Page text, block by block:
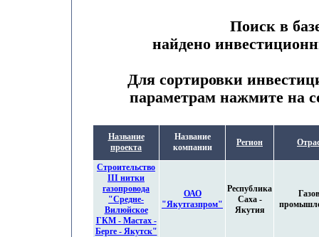
Поиск в
найдено
Для сортировки
параметрам нажмите на
Название
проекта
Название
компании
Регион
Строительство
III нитки
газопровода
"Средне-
Вилюйское
ГКМ - Мастах -
Берге - Якутск"
ОАО
"Якутгазпром"
Республика
Саха -
Якутия